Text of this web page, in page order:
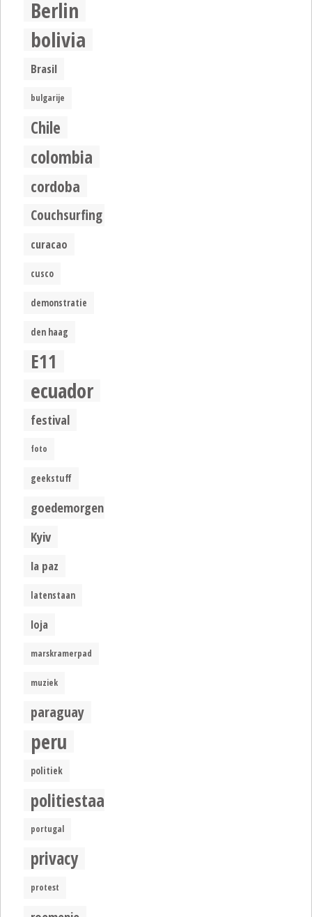
Berlin
bolivia
Brasil
bulgarije
Chile
colombia
cordoba
Couchsurfing
curacao
cusco
demonstratie
den haag
E11
ecuador
festival
foto
geekstuff
goedemorgen
Kyiv
la paz
latenstaan
loja
marskramerpad
muziek
paraguay
peru
politiek
politiestaat
portugal
privacy
protest